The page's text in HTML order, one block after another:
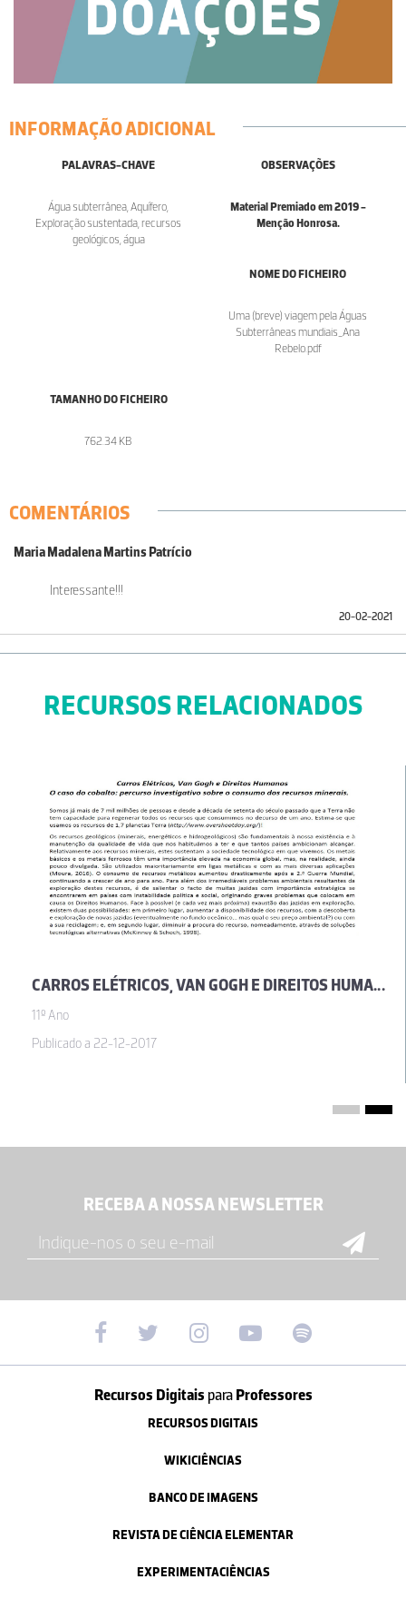
INFORMAÇÃO ADICIONAL
PALAVRAS-CHAVE
Água subterrânea, Aquífero,
Exploração sustentada, recursos
geológicos, água
OBSERVAÇÕES
Material Premiado em 2019 -
Menção Honrosa.
NOME DO FICHEIRO
Uma (breve) viagem pela Águas
Subterrâneas mundiais_Ana
Rebelo.pdf
TAMANHO DO FICHEIRO
762.34 KB
COMENTÁRIOS
Maria Madalena Martins Patrício
Interessante!!!
20-02-2021
RECURSOS RELACIONADOS
CARROS ELÉTRICOS, VAN GOGH E DIREITOS HUMANOS - O CASO DO COBALTO: PERCURSO INVESTIGATIVO SOBRE O CONSUMO DOS RECURSOS MINERAIS.
11º Ano
Publicado a 22-12-2017
RECEBA A NOSSA NEWSLETTER
Recursos Digitais paraProfessores
RECURSOS DIGITAIS
WIKICIÊNCIAS
BANCO DE IMAGENS
REVISTA DE CIÊNCIA ELEMENTAR
EXPERIMENTACIÊNCIAS